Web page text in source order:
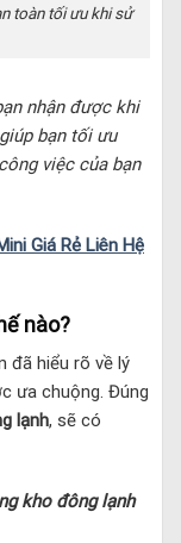
toàn tối ưu khi sử
nhận được khi
bạn tối ưu
việc của bạn
Giá Rẻ Liên Hệ
nào?
đã hiểu rõ về lý
ưa chuộng. Đúng
lạnh, sẽ có
kho đông lạnh